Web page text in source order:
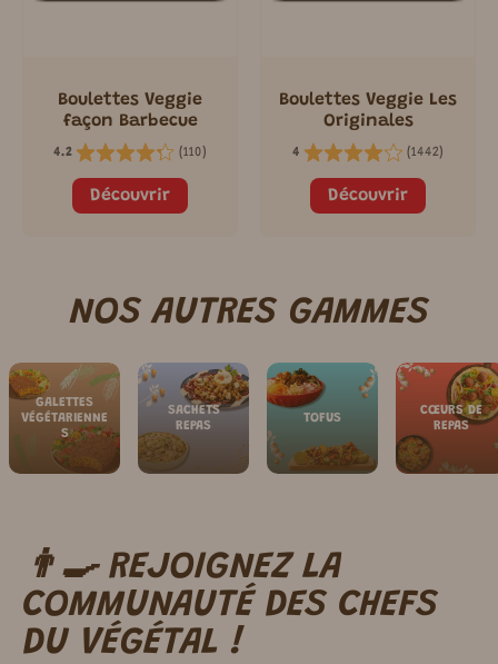
Boulettes Veggie
façon Barbecue
4.2 (110)
Découvrir
Boulettes Veggie Les
Originales
4 (1442)
Découvrir
NOS AUTRES GAMMES
GALETTES
VÉGÉTARIENNE
S
SACHETS
REPAS
TOFUS
CŒURS DE
REPAS
👨‍🍳 REJOIGNEZ LA
COMMUNAUTÉ DES CHEFS
DU VÉGÉTAL !
ici.